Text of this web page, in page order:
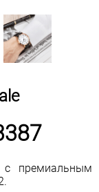
с премиальным